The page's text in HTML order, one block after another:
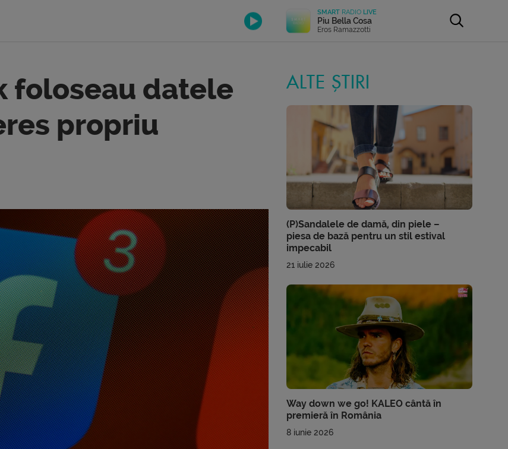
SMART RADIO LIVE
Piu Bella Cosa
Eros Ramazzotti
foloseau datele
propriu
ALTE ȘTIRI
(P)Sandalele de damă, din piele –
piesa de bază pentru un stil estival
impecabil
21 iulie 2026
Way down we go! KALEO cântă în
premieră în România
8 iunie 2026